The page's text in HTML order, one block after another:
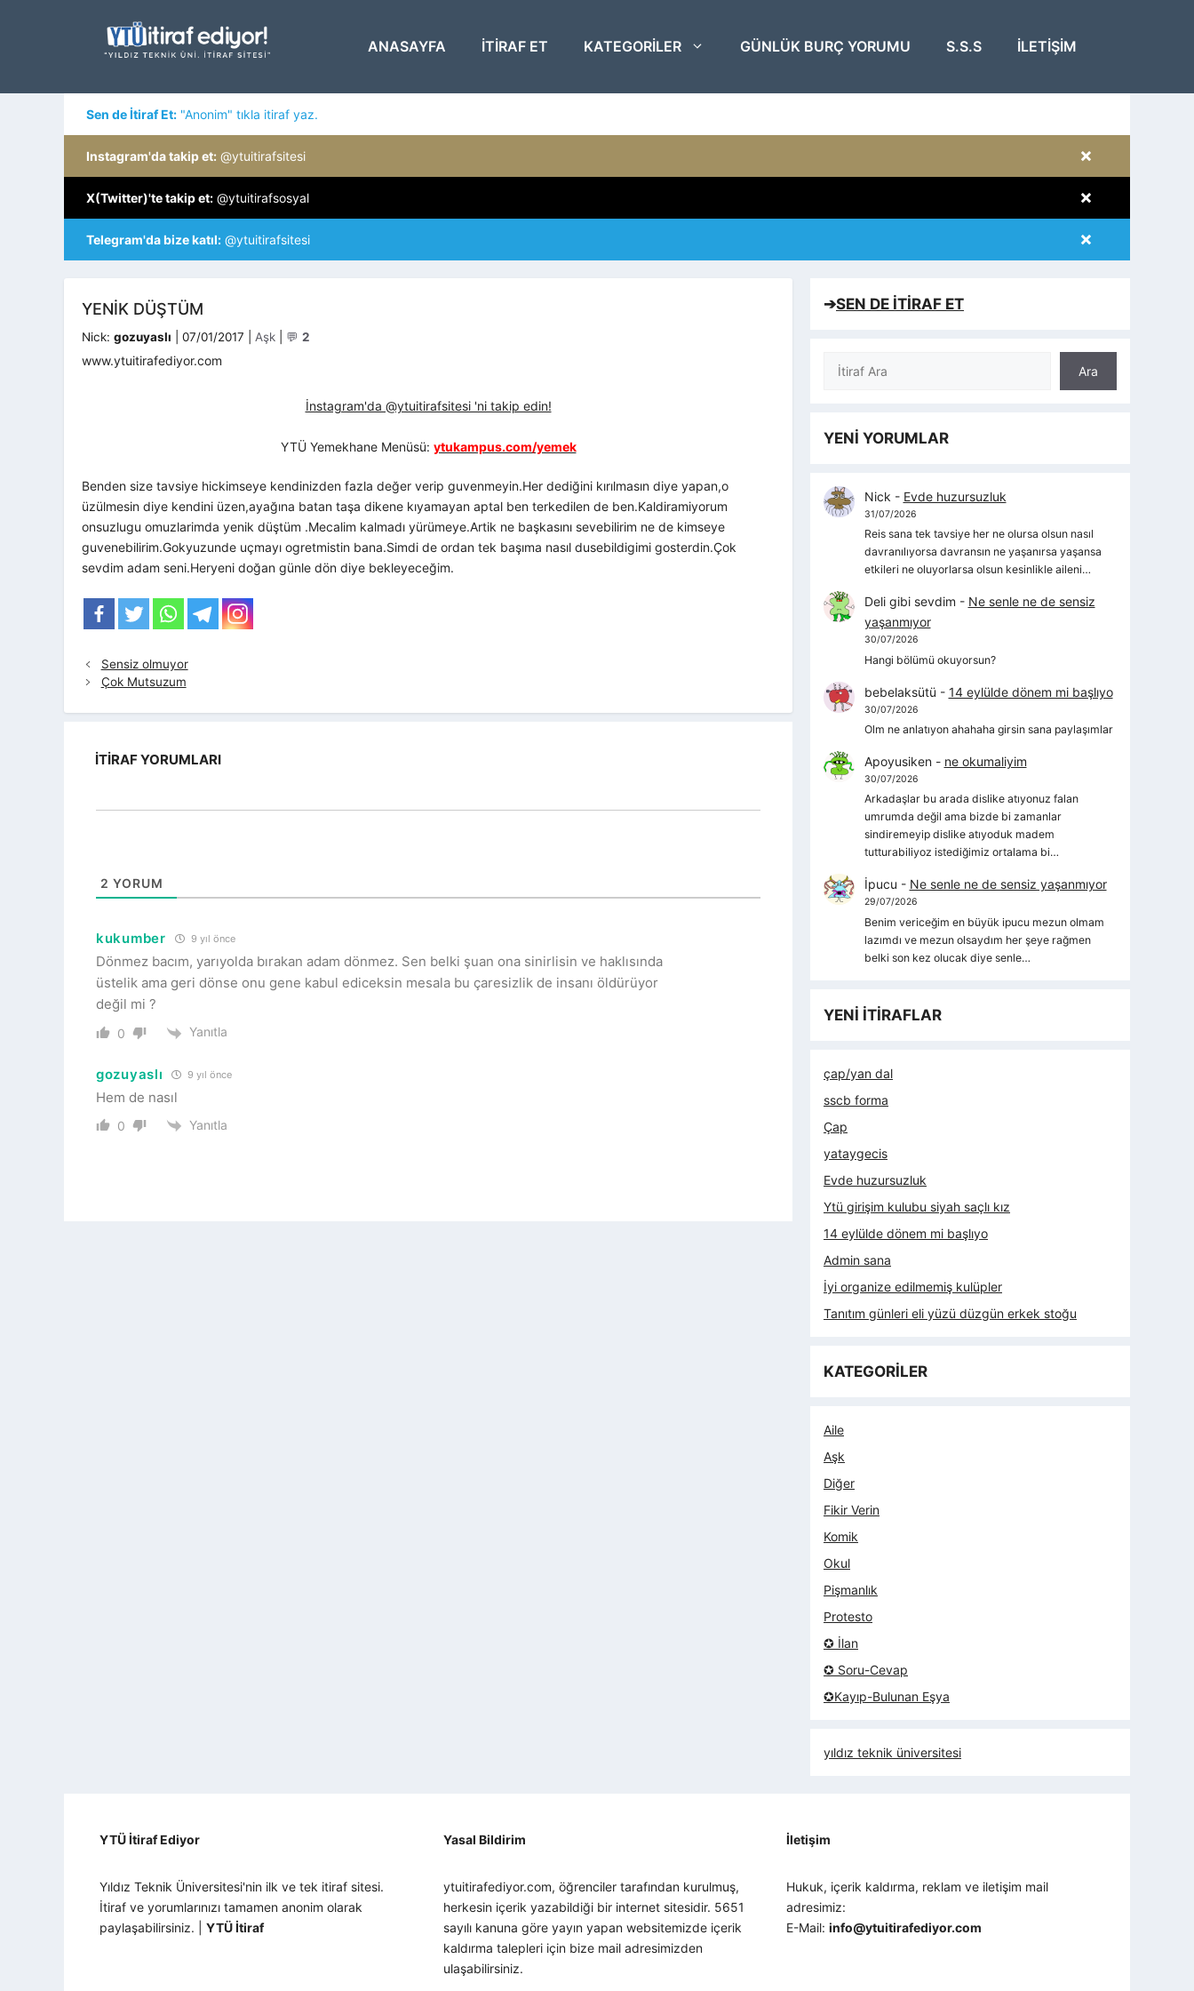
ANASAYFA ITIRAF ET KATEGORILER GÜNLÜK BURÇ YORUMU S.S.S İLETIŞIM
Sen de İtiraf Et: "Anonim" tıkla itiraf yaz.
×
Instagram'da takip et: @ytuitirafsitesi
×
X(Twitter)'te takip et: @ytuitirafsosyal
×
Telegram'da bize katıl: @ytuitirafsitesi
YENIK DÜŞTÜM
Nick: gozuyaslı 07/01/2017 Kategoriler
Aşk 💬 2
www.ytuitirafediyor.com
İnstagram'da @ytuitirafsitesi 'ni takip edin!
YTÜ Yemekhane Menüsü: ytukampus.com/yemek
Benden size tavsiye hickimseye kendinizden fazla değer verip guvenmeyin.Her dediğini kırılmasın diye yapan,o
üzülmesin diye kendini üzen,ayağına batan taşa dikene kıyamayan aptal ben terkedilen de ben.Kaldiramiyorum
onsuzlugu omuzlarimda yenik düştüm .Mecalim kalmadı yürümeye.Artik ne başkasını sevebilirim ne de kimseye
guvenebilirim.Gokyuzunde uçmayı ogretmistin bana.Simdi de ordan tek başıma nasıl dusebildigimi gosterdin.Çok
sevdim adam seni.Heryeni doğan günle dön diye bekleyeceğim.
Sensiz olmuyor
Çok Mutsuzum
İTIRAF YORUMLARI
2 YORUM
kukumber 9 yıl önce
Dönmez bacım, yarıyolda bırakan adam dönmez. Sen belki şuan ona sinirlisin ve haklısında
üstelik ama geri dönse onu gene kabul ediceksin mesala bu çaresizlik de insanı öldürüyor
değil mi ?
0 Yanıtla
gozuyaslı 9 yıl önce
Hem de nasıl
0 Yanıtla
➔SEN DE İTİRAF ET
Ara
Ara
YENİ YORUMLAR
Nick - Evde huzursuzluk
31/07/2026
Reis sana tek tavsiye her ne olursa olsun nasıl
davranılıyorsa davransın ne yaşanırsa yaşansa
etkileri ne oluyorlarsa olsun kesinlikle aileni…
Deli gibi sevdim - Ne senle ne de sensiz
yaşanmıyor
30/07/2026
Hangi bölümü okuyorsun?
bebelaksütü - 14 eylülde dönem mi başlıyo
30/07/2026
Olm ne anlatıyon ahahaha girsin sana paylaşımlar
Apoyusiken- ne okumaliyim
30/07/2026
Arkadaşlar bu arada dislike atıyonuz falan
umrumda değil ama bizde bi zamanlar
sindiremeyip dislike atıyoduk madem
tutturabiliyoz istediğimiz ortalama bi…
İpucu - Ne senle ne de sensiz yaşanmıyor
29/07/2026
Benim vericeğim en büyük ipucu mezun olmam
lazımdı ve mezun olsaydım her şeye rağmen
belki son kez olucak diye senle…
YENİ İTİRAFLAR
çap/yan dal
sscb forma
Çap
yataygecis
Evde huzursuzluk
Ytü girişim kulubu siyah saçlı kız
14 eylülde dönem mi başlıyo
Admin sana
İyi organize edilmemiş kulüpler
Tanıtım günleri eli yüzü düzgün erkek stoğu
KATEGORİLER
Aile
Aşk
Diğer
Fikir Verin
Komik
Okul
Pişmanlık
Protesto
✪ İlan
✪ Soru-Cevap
✪Kayıp-Bulunan Eşya
yıldız teknik üniversitesi
YTÜ İtiraf Ediyor
Yıldız Teknik Üniversitesi'nin ilk ve tek itiraf sitesi.
İtiraf ve yorumlarınızı tamamen anonim olarak
paylaşabilirsiniz. | YTÜ İtiraf
Yasal Bildirim
ytuitirafediyor.com, öğrenciler tarafından kurulmuş,
herkesin içerik yazabildiği bir internet sitesidir. 5651
sayılı kanuna göre yayın yapan websitemizde içerik
kaldırma talepleri için bize mail adresimizden
ulaşabilirsiniz.
İletişim
Hukuk, içerik kaldırma, reklam ve iletişim mail
adresimiz:
E-Mail:info@ytuitirafediyor.com